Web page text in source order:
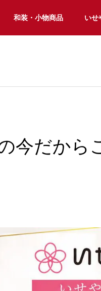
和装・小物商品 いせ
今だから